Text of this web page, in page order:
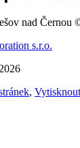
nad Černou
s.r.o.
, Vytisknout